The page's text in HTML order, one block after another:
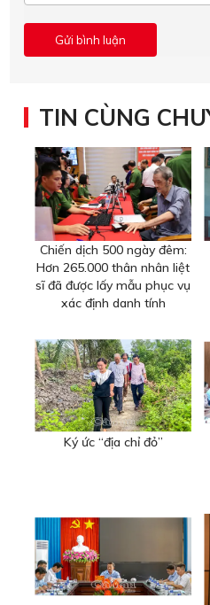
TIN CÙNG
Chiến dịch 500 ngày đêm:
Hơn 265.000 thân nhân liệt
sĩ đã được lấy mẫu phục vụ
xác định danh tính
Ký ức “địa chỉ đỏ”